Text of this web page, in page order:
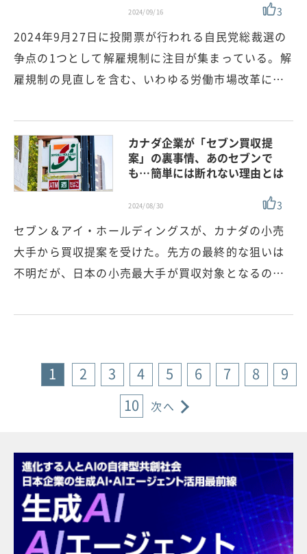
2024/09/16 3
2024年9月27日に投開票が行われる自民党総裁選の
争点の1つとして解雇規制に注目が集まっている。解
雇規制の見直しを含む、いわゆる労働市場改革に…
カナダ企業が「セブン買収提
案」の裏事情、あのセブンで
も…簡単には断れない理由とは
2024/08/30 3
セブン＆アイ・ホールディングスが、カナダの小売
大手から買収提案を受けた。先方の最終的な狙いは
不明だが、日本の小売最大手が買収対象となるの…
1 2 3 4 5 6 7 8
9
10
次へ